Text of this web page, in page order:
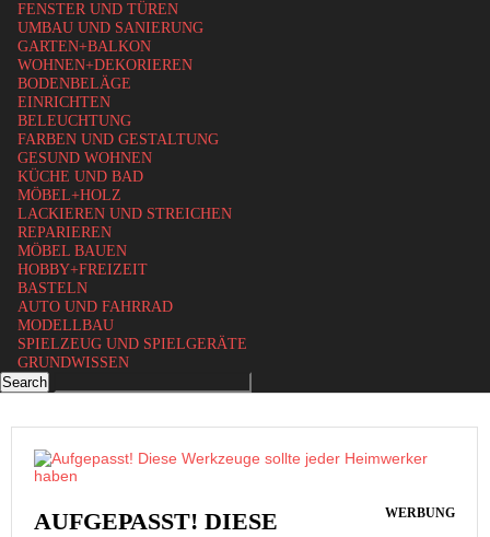
FENSTER UND TÜREN
UMBAU UND SANIERUNG
GARTEN+BALKON
WOHNEN+DEKORIEREN
BODENBELÄGE
EINRICHTEN
BELEUCHTUNG
FARBEN UND GESTALTUNG
GESUND WOHNEN
KÜCHE UND BAD
MÖBEL+HOLZ
LACKIEREN UND STREICHEN
REPARIEREN
MÖBEL BAUEN
HOBBY+FREIZEIT
BASTELN
AUTO UND FAHRRAD
MODELLBAU
SPIELZEUG UND SPIELGERÄTE
GRUNDWISSEN
AUFGEPASST! DIESE
WERBUNG